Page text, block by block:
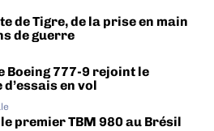
de Tigre, de la prise en main
de guerre
Boeing 777-9 rejoint le
en vol
premier TBM 980 au Brésil